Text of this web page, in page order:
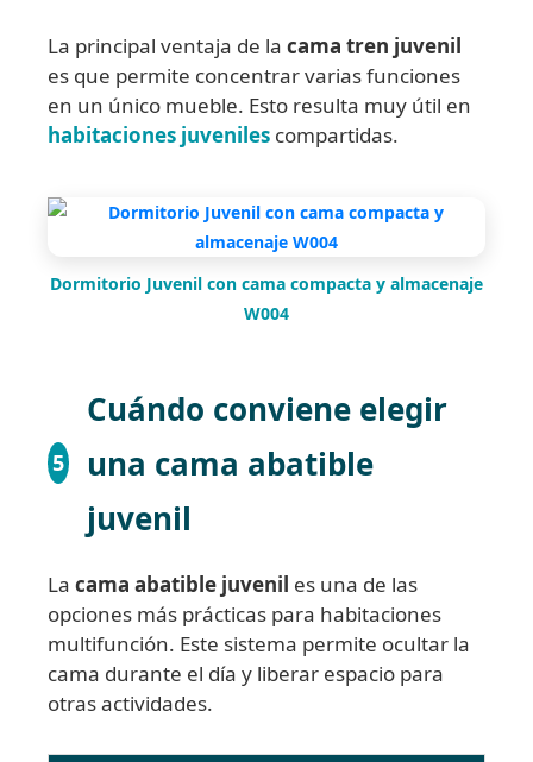
La principal ventaja de la cama tren juvenil
es que permite concentrar varias funciones
en un único mueble. Esto resulta muy útil en
habitaciones juveniles compartidas.
Dormitorio Juvenil con cama compacta y almacenaje
W004
5
Cuándo conviene elegir
una cama abatible
juvenil
La cama abatible juvenil es una de las
opciones más prácticas para habitaciones
multifunción. Este sistema permite ocultar la
cama durante el día y liberar espacio para
otras actividades.